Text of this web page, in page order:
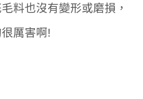
料也沒有變形或磨損，
厲害啊!